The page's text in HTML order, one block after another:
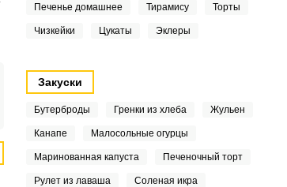
Печенье домашнее Тирамису Торты
Чизкейки Цукаты Эклеры
Закуски
Бутерброды Гренки из хлеба Жульен
Канапе Малосольные огурцы
Маринованная капуста Печеночный торт
Рулет из лаваша Соленая икра